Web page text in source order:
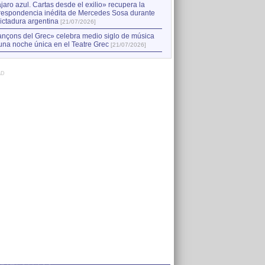
azul. Cartas desde el exilio» recupera la
inédita de Mercedes Sosa durante
argentina [21/07/2026]
del Grec» celebra medio siglo de música
noche única en el Teatre Grec [21/07/2026]